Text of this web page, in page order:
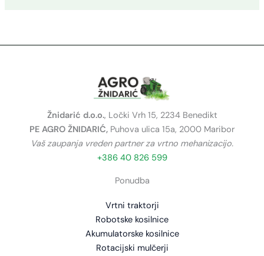
Žnidarić d.o.o., Ločki Vrh 15, 2234 Benedikt
PE AGRO ŽNIDARIĆ, Puhova ulica 15a, 2000 Maribor
Vaš zaupanja vreden partner za vrtno mehanizacijo.
+386 40 826 599
Ponudba
Vrtni traktorji
Robotske kosilnice
Akumulatorske kosilnice
Rotacijski mulčerji